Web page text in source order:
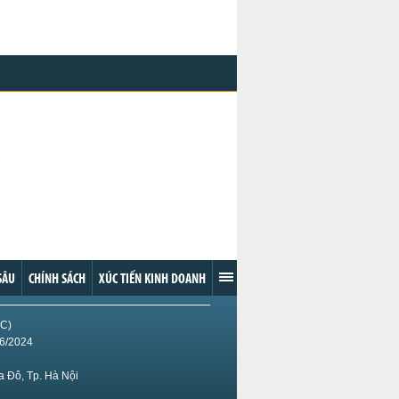
CHÍNH SÁCH XÚC TIẾN KINH DOANH
2024
Đô, Tp. Hà Nội